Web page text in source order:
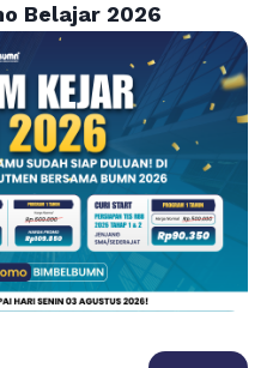
Belajar 2026